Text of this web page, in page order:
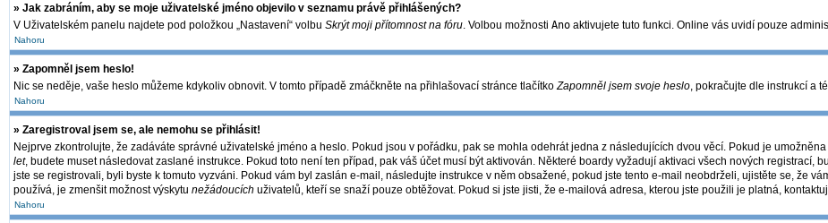
» Jak zabráním, aby se moje uživatelské jméno objevilo v seznamu právě přihlášených?
V Uživatelském panelu najdete pod položkou „Nastavení“ volbu Skrýt moji přítomnost na fóru. Volbou možnosti Ano aktivujete tuto funkci. Online vás uvidí pouze
Nahoru
» Zapomněl jsem heslo!
Nic se neděje, vaše heslo můžeme kdykoliv obnovit. V tomto případě zmáčkněte na přihlašovací stránce tlačítkoZapomněl jsem svoje heslo, pokračujte dle instrukcí a
Nahoru
» Zaregistroval jsem se, ale nemohu se přihlásit!
Nejprve zkontrolujte, že zadáváte správné uživatelské jméno a heslo. Pokud jsou v pořádku, pak se mohla odehrát jedna z následujících dvou věcí. Pokud je
let, budete muset následovat zaslané instrukce. Pokud toto není ten případ, pak váš účet musí být aktivován. Některé boardy vyžadují aktivaci všech nových registrací,
jste se registrovali, byli byste k tomuto vyzváni. Pokud vám byl zaslán e-mail, následujte instrukce v něm obsažené, pokud jste tento e-mail neobdrželi, ujistěte se, že
používá, je zmenšit možnost výskytu nežádoucích uživatelů, kteří se snaží pouze obtěžovat. Pokud si jste jisti, že e-mailová adresa, kterou jste použili je platná,
Nahoru